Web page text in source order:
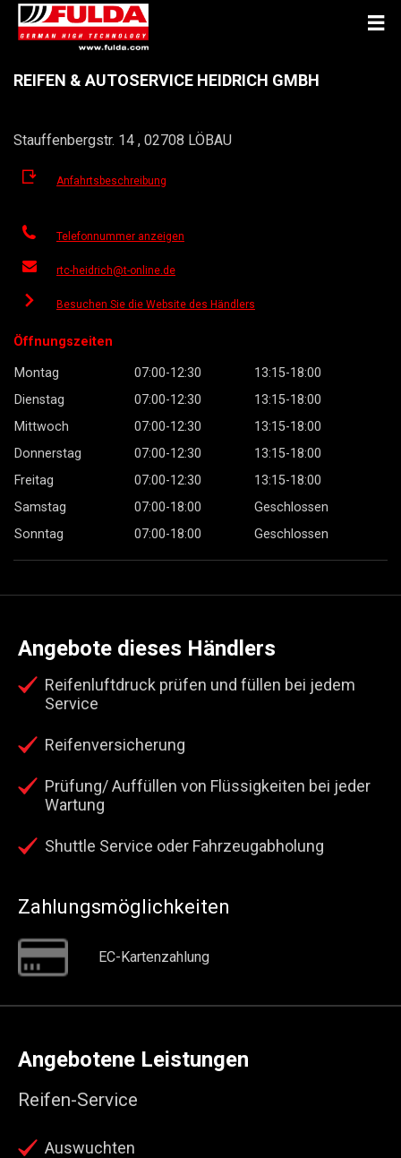
REIFEN & AUTOSERVICE HEIDRICH GMBH
Stauffenbergstr. 14 , 02708 LÖBAU
Anfahrtsbeschreibung
Telefonnummer anzeigen
rtc-heidrich@t-online.de
Besuchen Sie die Website des Händlers
Öffnungszeiten
Montag 07:00-12:30
13:15-18:00
Dienstag
07:00-12:30
13:15-18:00
Mittwoch
07:00-12:30
13:15-18:00
Donnerstag
07:00-12:30
13:15-18:00
Freitag
07:00-12:30
13:15-18:00
Samstag
07:00-18:00
Geschlossen
Sonntag
07:00-18:00 Geschlossen
Angebote dieses Händlers
Reifenluftdruck prüfen und füllen bei jedem
Service
Reifenversicherung
Prüfung/ Auffüllen von Flüssigkeiten bei jeder
Wartung
Shuttle Service oder Fahrzeugabholung
Zahlungsmöglichkeiten
EC-Kartenzahlung
Angebotene Leistungen
Reifen-Service
Auswuchten